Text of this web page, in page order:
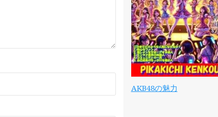
AKB48の魅力